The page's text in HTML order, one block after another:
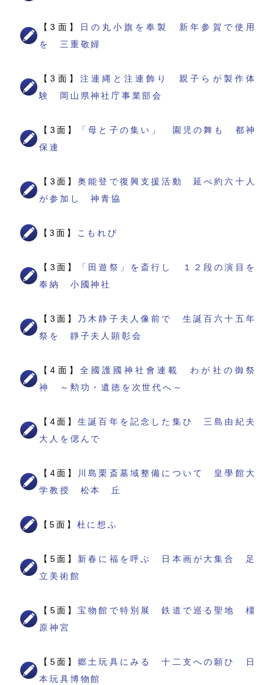
【3面】
日の丸小旗を奉製 新年参賀で使用
を 三重敬婦
【3面】 注連縄と注連飾り 親子らが製作体
験 岡山県神社庁事業部会
【3面】
「母と子の集い」 園児の舞も 都神
保連
【3面】奥能登で復興支援活動 延べ約六十人
が参加し 神青協
【3面】 こもれび
【3面】
「田遊祭」を斎行し １２段の演目を
奉納 小國神社
【3面】
乃木静子夫人像前で 生誕百六十五年
祭を 靜子夫人顕彰会
【4面】 全國護國神社會連載 わが社の御祭
神 ～勲功・遺徳を次世代へ～
【4面】生誕百年を記念した集ひ 三島由紀夫
大人を偲んで
【4面】
川島栗斎墓域整備について 皇學館大
学教授 松本 丘
【5面】 杜に想ふ
【5面】 新春に福を呼ぶ 日本画が大集合 足
立美術館
【5面】宝物館で特別展 鉄道で巡る聖地 橿
原神宮
【5面】郷土玩具にみる 十二支への願ひ 日
本玩具博物館